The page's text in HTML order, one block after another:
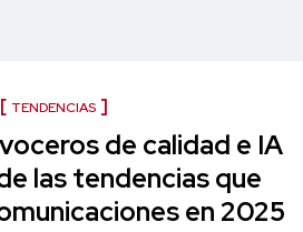
TENDENCIAS
de calidad e IA
las tendencias que
en 2025